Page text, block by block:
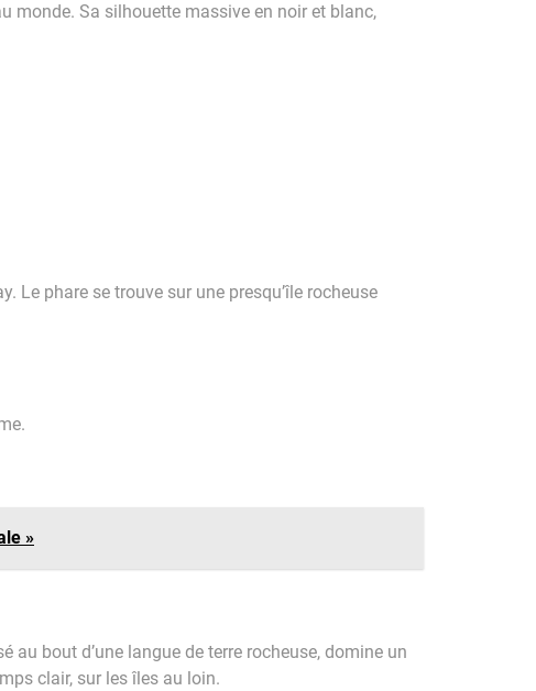
monde. Sa silhouette massive en noir et blanc,
Le phare se trouve sur une presqu’île rocheuse
»
au bout d’une langue de terre rocheuse, domine un
clair, sur les îles au loin.